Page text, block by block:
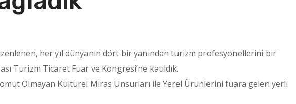
her yıl dünyanın dört bir yanından turizm profesyonellerini bir
Turizm Ticaret Fuar ve Kongresi’ne katıldık.
Olmayan Kültürel Miras Unsurları ile Yerel Ürünlerini fuara gelen yerli